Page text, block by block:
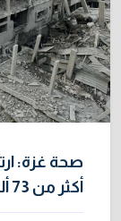
2/08/2026
صحة غزة:
أكثر من 73 ألف شهيد